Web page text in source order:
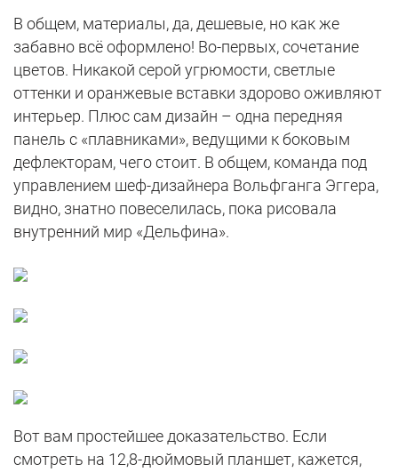
В общем, материалы, да, дешевые, но как же
забавно всё оформлено! Во-первых, сочетание
цветов. Никакой серой угрюмости, светлые
оттенки и оранжевые вставки здорово оживляют
интерьер. Плюс сам дизайн – одна передняя
панель с «плавниками», ведущими к боковым
дефлекторам, чего стоит. В общем, команда под
управлением шеф-дизайнера Вольфганга Эггера,
видно, знатно повеселилась, пока рисовала
внутренний мир «Дельфина».
Вот вам простейшее доказательство. Если
смотреть на 12,8-дюймовый планшет, кажется,